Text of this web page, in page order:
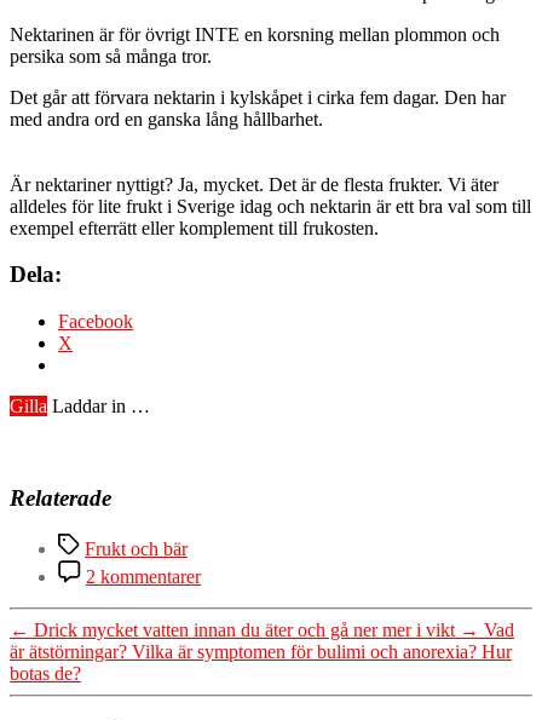
Nektarinen är för övrigt INTE en korsning mellan plommon och
persika som så många tror.
Det går att förvara nektarin i kylskåpet i cirka fem dagar. Den har
med andra ord en ganska lång hållbarhet.
Är nektariner nyttigt? Ja, mycket. Det är de flesta frukter. Vi äter
alldeles för lite frukt i Sverige idag och nektarin är ett bra val som till
exempel efterrätt eller komplement till frukosten.
Dela:
Facebook
X
Gilla Laddar in …
Relaterade
Etiketter
Frukt och bär
2 kommentarertill
Nektariner
–
en
gudomlig
← Drick mycket vatten innan du äter och gå ner mer i vikt → Vad
är ätstörningar? Vilka är symptomen för bulimi och anorexia? Hur
botas de?